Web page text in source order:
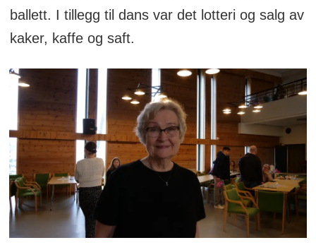
ballett. I tillegg til dans var det lotteri og salg av
kaker, kaffe og saft.